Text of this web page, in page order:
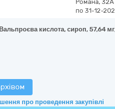
Романа, 32А
по 31-12-
кислота, сироп, 57,64
про проведення закупівлі